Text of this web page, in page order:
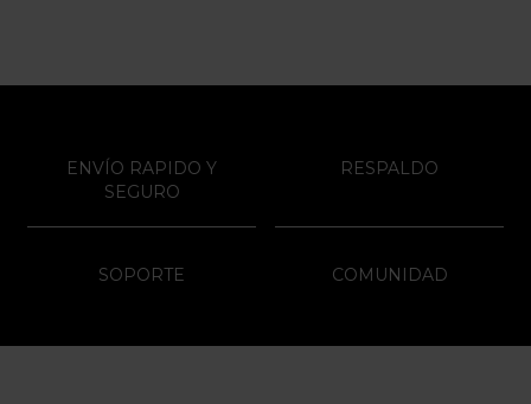
ENVÍO RAPIDO Y
SEGURO
RESPALDO
SOPORTE COMUNIDAD